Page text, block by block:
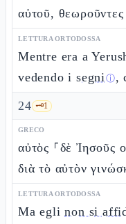
αὐτοῦ, θεωροῦντες
LETTURA ORTODOSSA
Mentre era a
vedendo isegniⓘ,
24 🗝️1
GRECO
αὐτὸς ⸀δὲ Ἰησοῦς
διὰ τὸ αὐτὸν
LETTURA ORTODOSSA
Ma eglinon si